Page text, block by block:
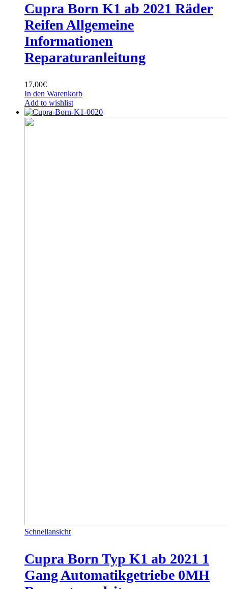
Cupra Born K1 ab 2021 Räder
Reifen Allgemeine
Informationen
Reparaturanleitung
17,00€
In den Warenkorb
Add to wishlist
Schnellansicht
Cupra Born Typ K1 ab 2021 1
Gang Automatikgetriebe 0MH